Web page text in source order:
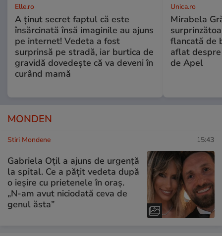
Elle.ro
A ținut secret faptul că este
însărcinată însă imaginile au ajuns
pe internet! Vedeta a fost
surprinsă pe stradă, iar burtica de
gravidă dovedește că va deveni în
curând mamă
Unica.ro
Mirabela
flancată de
aflat
de Apel
MONDEN
Stiri Mondene 15:43
Gabriela Oțil a ajuns de urgență
la spital. Ce a pățit vedeta după
o ieșire cu prietenele în oraș.
„N-am avut niciodată ceva de
genul ăsta”